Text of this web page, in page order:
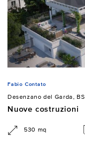
Fabio Contato
Desenzano del Garda, BS
Nuove costruzioni
530 mq